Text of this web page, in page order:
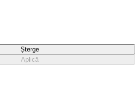
Șterge
Aplică